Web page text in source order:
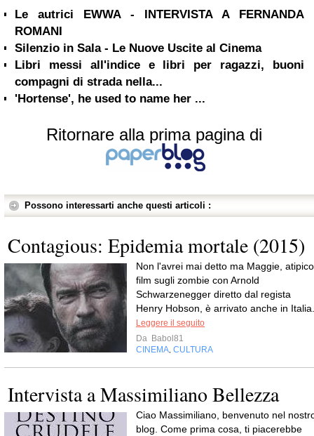
Le autrici EWWA - INTERVISTA A FERNANDA
ROMANI
Silenzio in Sala - Le Nuove Uscite al Cinema
Libri messi all'indice e libri per ragazzi, buoni
compagni di strada nella...
'Hortense', he used to name her ...
Ritornare alla prima pagina di
Possono interessarti anche questi articoli :
Contagious: Epidemia mortale (2015)
Non l'avrei mai detto ma Maggie, atipico
film sugli zombie con Arnold
Schwarzenegger diretto dal regista
Henry Hobson, è arrivato anche in Italia.
Leggere il seguito
Da Babol81
CINEMA CULTURA
Intervista a Massimiliano Bellezza
Ciao Massimiliano, benvenuto nel
blog. Come prima cosa, ti piacerebbe